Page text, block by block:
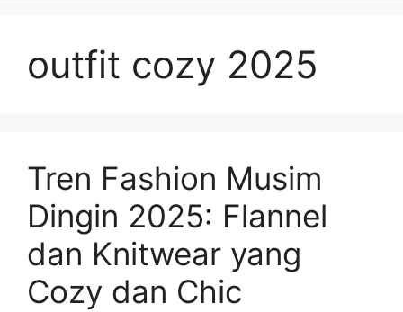
outfit cozy 2025
Tren Fashion Musim
Dingin 2025: Flannel
dan Knitwear yang
Cozy dan Chic